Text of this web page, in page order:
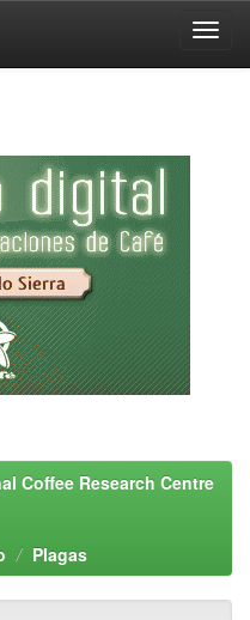
Coffee Research Centre
Plagas